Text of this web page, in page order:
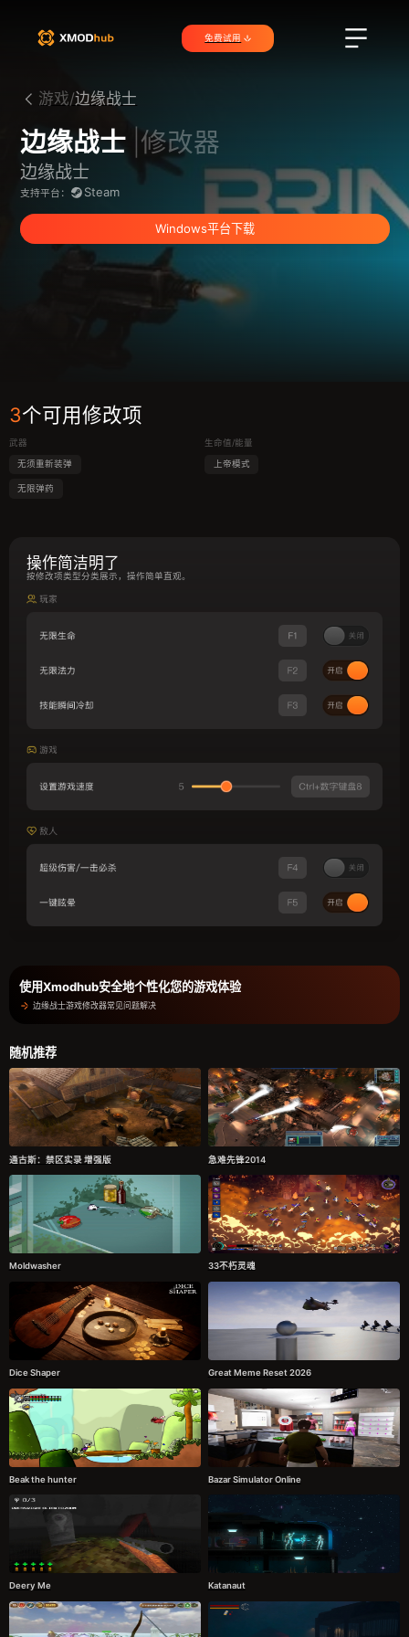
免费试用
游戏/边缘战士
边缘战士 |修改器
边缘战士
支持平台： Steam
Windows平台下载
3个可用修改项
武器
无须重新装弹
无限弹药
生命值/能量
上帝模式
操作简洁明了
按修改项类型分类展示，操作简单直观。
使用Xmodhub安全地个性化您的游戏体验
边缘战士游戏修改器常见问题解决
随机推荐
通古斯：禁区实录 增强版 急难先锋2014
Moldwasher 33不朽灵魂
Dice Shaper Great Meme Reset 2026
Beak the hunter Bazar Simulator Online
Deery Me Katanaut